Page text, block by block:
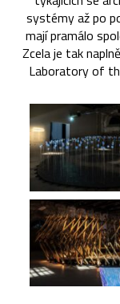
systémy až po
mají pramálo
Zcela je tak
Laboratory of